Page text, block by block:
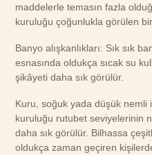
maddelerle temasın fazla
kuruluğu çoğunlukla görülen
Banyo alışkanlıkları: Sık sık
esnasında oldukça sıcak su
şikâyeti daha sık görülür.
Kuru, soğuk yada düşük nemli
kuruluğu rutubet seviyelerinin
daha sık görülür. Bilhassa
oldukça zaman geçiren